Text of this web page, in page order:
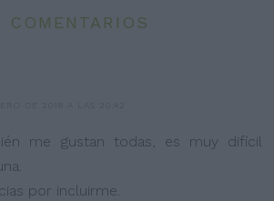
COMENTARIOS
me gustan todas, es muy difícil
por incluirme.